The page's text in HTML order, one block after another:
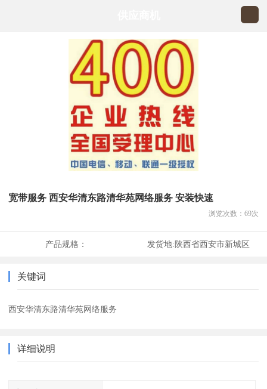
宽带服务 西安华清东路清华苑网络服务 安装快速
浏览次数： 69次
产品规格： 发货地:陕西省西安市新城区
关键词
西安华清东路清华苑网络服务
详细说明